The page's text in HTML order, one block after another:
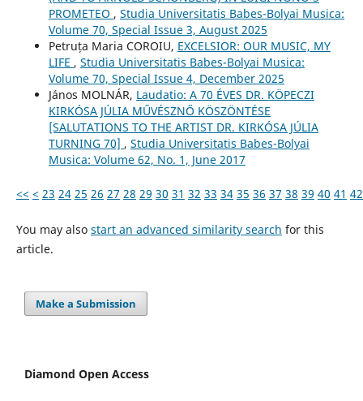
PROMETEO , Studia Universitatis Babes-Bolyai Musica:
Volume 70, Special Issue 3, August 2025
Petruța Maria COROIU, EXCELSIOR: OUR MUSIC, MY
LIFE , Studia Universitatis Babes-Bolyai Musica:
Volume 70, Special Issue 4, December 2025
János MOLNÁR, Laudatio: A 70 ÉVES DR. KÖPECZI
KIRKÓSA JÚLIA MŰVÉSZNŐ KÖSZÖNTÉSE
[SALUTATIONS TO THE ARTIST DR. KIRKÓSA JÚLIA
TURNING 70] , Studia Universitatis Babes-Bolyai
Musica: Volume 62, No. 1, June 2017
<< < 23 24 25 26 27 28 29 30 31 32 33 34 35 36 37 38 39 40 41 42
You may also start an advanced similarity search for this
article.
Make a Submission
Diamond Open Access